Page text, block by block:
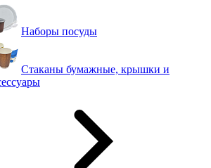
Наборы посуды
Стаканы бумажные, крышки и